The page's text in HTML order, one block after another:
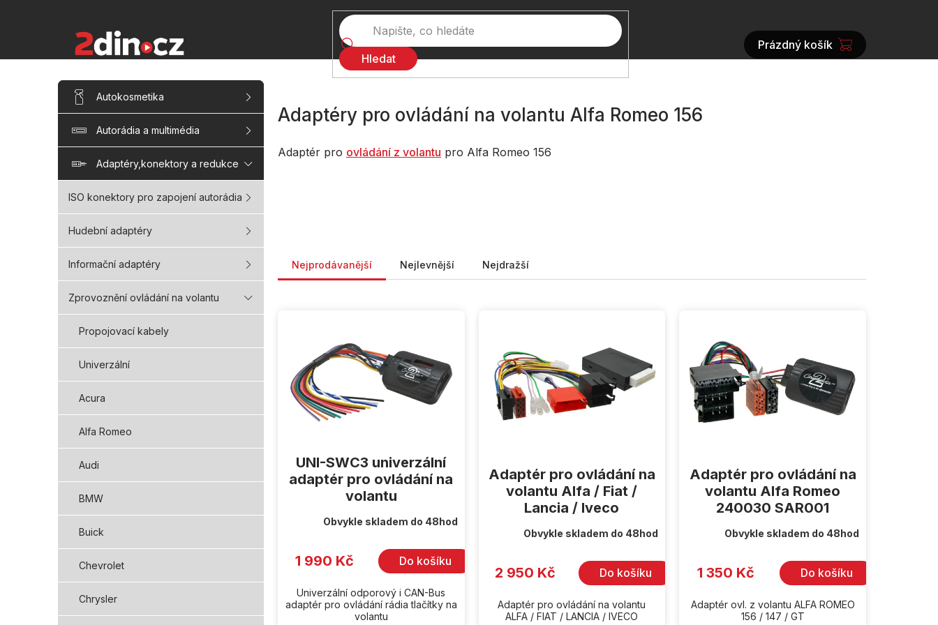
Hledat
NÁKUPNÍ
Prázdný košík
P
s
r
n
í
l
Přeskočit
kategorieAutokosmetika
Autorádia a multimédia
Adaptéry,konektory a redukce
ISO konektory pro zapojení autorádia
Hudební adaptéry
Informační adaptéry
Zprovoznění ovládání na volantu
Propojovací kabely
Univerzální
Acura
Alfa Romeo
Audi
BMW
Buick
Chevrolet
Chrysler
Adaptéry pro ovládání na volantu Alfa Romeo 156
Adaptér pro ovládání z volantu pro Alfa Romeo 156
Nejprodávanější Nejlevnější Nejdražší
UNI-SWC3 univerzální
adaptér pro ovládání na
volantu
Obvykle skladem do 48hod
1 990 Kč Do košíku
Univerzální odporový i CAN-Bus
adaptér pro ovládání rádia tlačítky na
volantu
Adaptér pro ovládání na
volantu Alfa / Fiat /
Lancia / Iveco
Obvykle skladem do 48hod
2 950 Kč Do košíku
Adaptér pro ovládání na volantu
ALFA / FIAT / LANCIA / IVECO
Adaptér pro ovládání na
volantu Alfa Romeo
240030 SAR001
Obvykle skladem do 48hod
1 350 Kč Do košíku
Adaptér ovl. z volantu ALFA ROMEO
156 / 147 / GT